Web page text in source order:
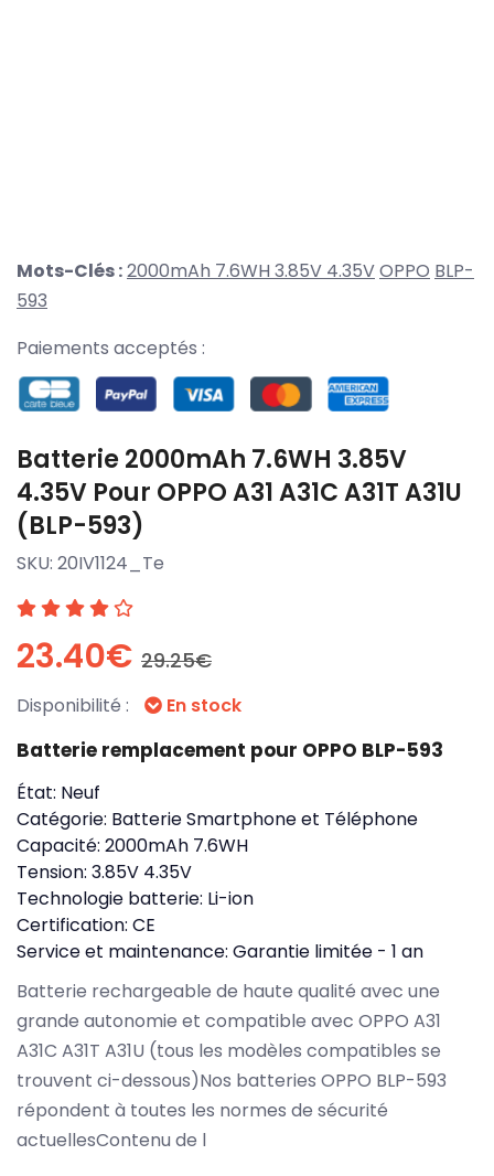
Mots-Clés :2000mAh 7.6WH 3.85V 4.35VOPPO BLP-
593
Paiements acceptés :
Batterie 2000mAh 7.6WH 3.85V
4.35V Pour OPPO A31 A31C A31T A31U
(BLP-593)
SKU: 20IV1124_Te
23.40€ 29.25€
Disponibilité : En stock
Batterie remplacement pour OPPO BLP-593
État: Neuf
Catégorie: Batterie Smartphone et Téléphone
Capacité: 2000mAh 7.6WH
Tension: 3.85V 4.35V
Technologie batterie: Li-ion
Certification: CE
Service et maintenance: Garantie limitée - 1 an
Batterie rechargeable de haute qualité avec une
grande autonomie et compatible avec OPPO A31
A31C A31T A31U (tous les modèles compatibles se
trouvent ci-dessous)Nos batteries OPPO BLP-593
répondent à toutes les normes de sécurité
actuellesContenu de l